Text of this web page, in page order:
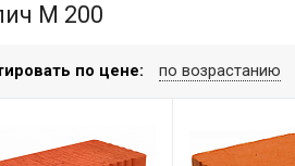
М 200
по цене: по возрастанию